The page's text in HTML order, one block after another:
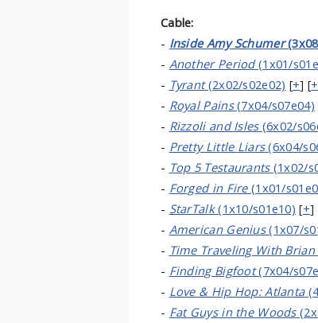
Cable:
- Inside Amy Schumer
- Another Period(1x01/
- Tyrant(2x02/s02e02) [+] [+
- Royal Pains(7x04/s07e04)
- Rizzoli and Isles(6x02/
- Pretty Little Liars(6x04/
- Top 5 Testaurants(1x02/
- Forged in Fire(1x01/
- StarTalk(1x10/s01e10) [+]
- American Genius(1x07/
- Time Traveling With
- Finding Bigfoot(7x04/
- Love & Hip Hop: Atlanta
- Fat Guys in the Woods